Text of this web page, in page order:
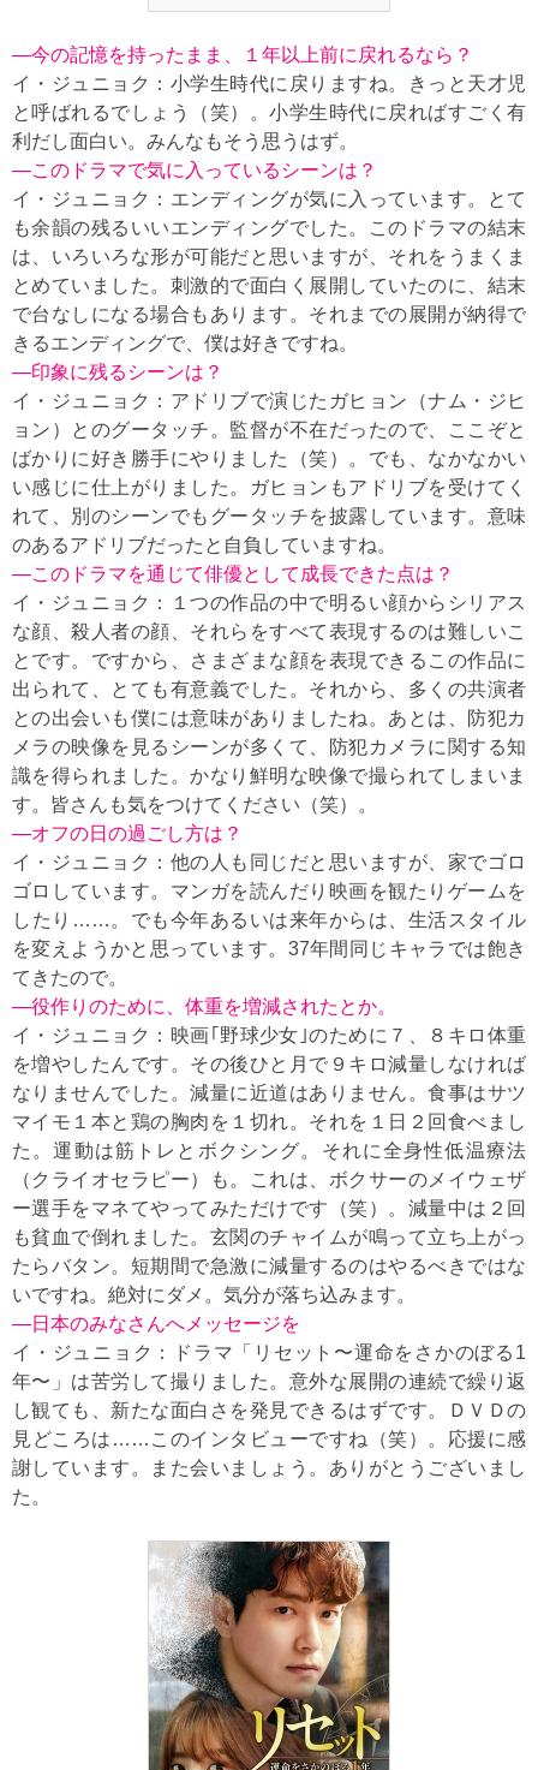
—今の記憶を持ったまま、１年以上前に戻れるなら？
イ・ジュニョク：小学生時代に戻りますね。きっと天才児
と呼ばれるでしょう（笑）。小学生時代に戻ればすごく有
利だし面白い。みんなもそう思うはず。
—このドラマで気に入っているシーンは？
イ・ジュニョク：エンディングが気に入っています。とて
も余韻の残るいいエンディングでした。このドラマの結末
は、いろいろな形が可能だと思いますが、それをうまくま
とめていました。刺激的で面白く展開していたのに、結末
で台なしになる場合もあります。それまでの展開が納得で
きるエンディングで、僕は好きですね。
—印象に残るシーンは？
イ・ジュニョク：アドリブで演じたガヒョン（ナム・ジヒ
ョン）とのグータッチ。監督が不在だったので、ここぞと
ばかりに好き勝手にやりました（笑）。でも、なかなかい
い感じに仕上がりました。ガヒョンもアドリブを受けてく
れて、別のシーンでもグータッチを披露しています。意味
のあるアドリブだったと自負していますね。
—このドラマを通じて俳優として成長できた点は？
イ・ジュニョク：１つの作品の中で明るい顔からシリアス
な顔、殺人者の顔、それらをすべて表現するのは難しいこ
とです。ですから、さまざまな顔を表現できるこの作品に
出られて、とても有意義でした。それから、多くの共演者
との出会いも僕には意味がありましたね。あとは、防犯カ
メラの映像を見るシーンが多くて、防犯カメラに関する知
識を得られました。かなり鮮明な映像で撮られてしまいま
す。皆さんも気をつけてください（笑）。
—オフの日の過ごし方は？
イ・ジュニョク：他の人も同じだと思いますが、家でゴロ
ゴロしています。マンガを読んだり映画を観たりゲームを
したり……。でも今年あるいは来年からは、生活スタイル
を変えようかと思っています。37年間同じキャラでは飽き
てきたので。
—役作りのために、体重を増減されたとか。
イ・ジュニョク：映画｢野球少女｣のために７、８キロ体重
を増やしたんです。その後ひと月で９キロ減量しなければ
なりませんでした。減量に近道はありません。食事はサツ
マイモ１本と鶏の胸肉を１切れ。それを１日２回食べまし
た。運動は筋トレとボクシング。それに全身性低温療法
（クライオセラピー）も。これは、ボクサーのメイウェザ
ー選手をマネてやってみただけです（笑）。減量中は２回
も貧血で倒れました。玄関のチャイムが鳴って立ち上がっ
たらバタン。短期間で急激に減量するのはやるべきではな
いですね。絶対にダメ。気分が落ち込みます。
—日本のみなさんへメッセージを
イ・ジュニョク：ドラマ「リセット〜運命をさかのぼる1
年〜」は苦労して撮りました。意外な展開の連続で繰り返
し観ても、新たな面白さを発見できるはずです。ＤＶＤの
見どころは……このインタビューですね（笑）。応援に感
謝しています。また会いましょう。ありがとうございまし
た。